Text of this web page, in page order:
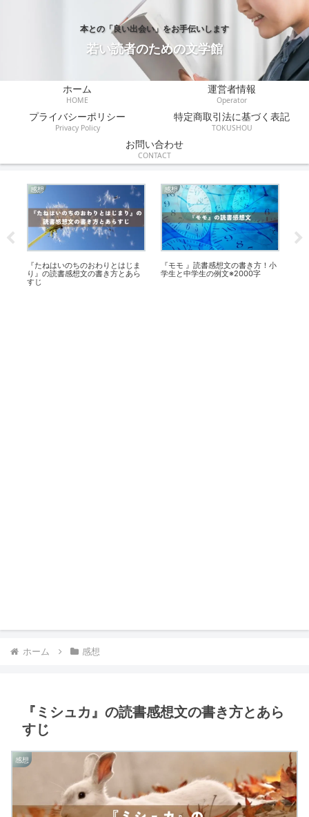
本との「良い出会い」をお手伝いします
若い読者のための文学館
ホーム
HOME
運営者情報
Operator
プライバシーポリシー
Privacy Policy
特定商取引法に基づく表記
TOKUSHOU
お問い合わせ
CONTACT
感想
『たねはいのちのおわりとはじま
り』の読書感想文の書き方とあら
すじ
感想
『モモ 』読書感想文の書き方！小
学生と中学生の例文※2000字
ホーム 感想
『ミシュカ』の読書感想文の書き方とあら
すじ
感想